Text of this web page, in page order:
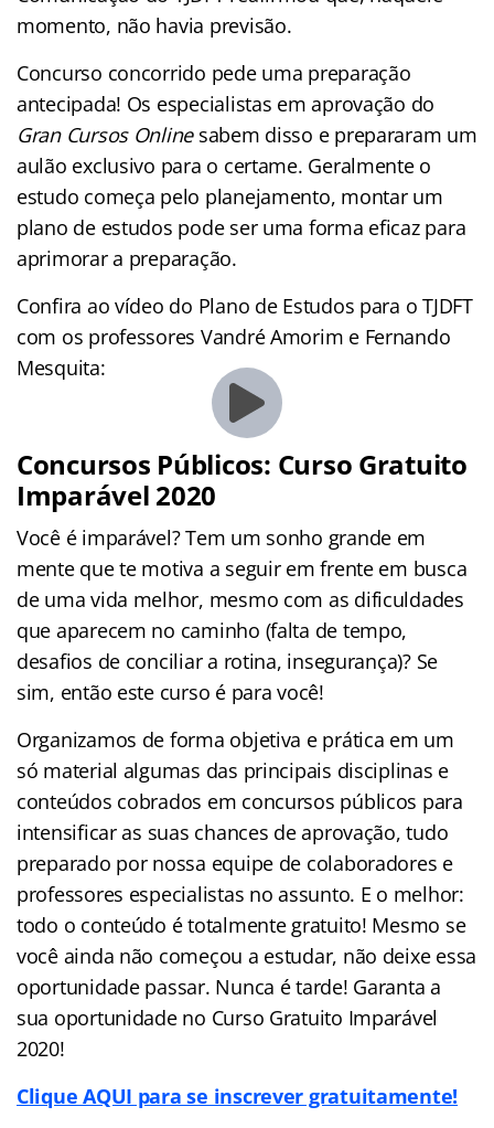
momento, não havia previsão.
Concurso concorrido pede uma preparação
antecipada! Os especialistas em aprovação do
Gran Cursos Onlinesabem disso e prepararam um
aulão exclusivo para o certame. Geralmente o
estudo começa pelo planejamento, montar um
plano de estudos pode ser uma forma eficaz para
aprimorar a preparação.
Confira ao vídeo do Plano de Estudos para o TJDFT
com os professores Vandré Amorim e Fernando
Mesquita:
Concursos Públicos: Curso Gratuito
Imparável 2020
Você é imparável? Tem um sonho grande em
mente que te motiva a seguir em frente em busca
de uma vida melhor, mesmo com as dificuldades
que aparecem no caminho (falta de tempo,
desafios de conciliar a rotina, insegurança)? Se
sim, então este curso é para você!
Organizamos de forma objetiva e prática em um
só material algumas das principais disciplinas e
conteúdos cobrados em concursos públicos para
intensificar as suas chances de aprovação, tudo
preparado por nossa equipe de colaboradores e
professores especialistas no assunto. E o melhor:
todo o conteúdo é totalmente gratuito! Mesmo se
você ainda não começou a estudar, não deixe essa
oportunidade passar. Nunca é tarde! Garanta a
sua oportunidade no Curso Gratuito Imparável
2020!
Clique AQUI para se inscrever gratuitamente!